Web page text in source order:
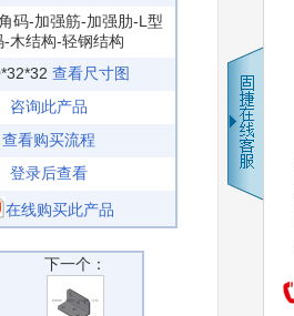
码-加强筋-加强肋-L型
-木结构-轻钢结构
查看尺寸图
咨询此产品
查看购买流程
登录后查看
在线购买此产品
下一个：